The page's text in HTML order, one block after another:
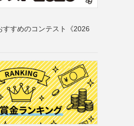
すすめのコンテスト《2026